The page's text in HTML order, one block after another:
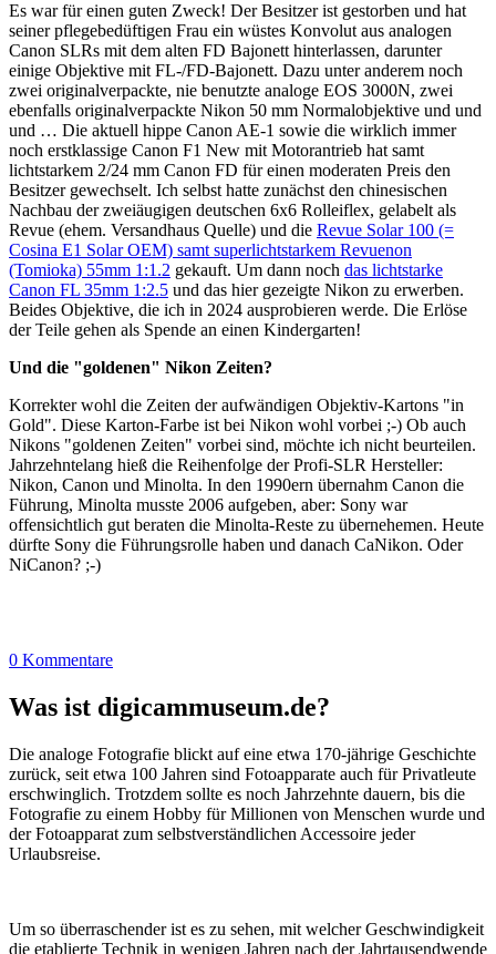
Es war für einen guten Zweck! Der Besitzer ist gestorben und hat
seiner pflegebedüftigen Frau ein wüstes Konvolut aus analogen
Canon SLRs mit dem alten FD Bajonett hinterlassen, darunter
einige Objektive mit FL-/FD-Bajonett. Dazu unter anderem noch
zwei originalverpackte, nie benutzte analoge EOS 3000N, zwei
ebenfalls originalverpackte Nikon 50 mm Normalobjektive und und
und … Die aktuell hippe Canon AE-1 sowie die wirklich immer
noch erstklassige Canon F1 New mit Motorantrieb hat samt
lichtstarkem 2/24 mm Canon FD für einen moderaten Preis den
Besitzer gewechselt. Ich selbst hatte zunächst den chinesischen
Nachbau der zweiäugigen deutschen 6x6 Rolleiflex, gelabelt als
Revue (ehem. Versandhaus Quelle) und die Revue Solar 100 (=
Cosina E1 Solar OEM) samt superlichtstarkem Revuenon
(Tomioka) 55mm 1:1.2 gekauft. Um dann noch das lichtstarke
Canon FL 35mm 1:2.5 und das hier gezeigte Nikon zu erwerben.
Beides Objektive, die ich in 2024 ausprobieren werde. Die Erlöse
der Teile gehen als Spende an einen Kindergarten!
Und die "goldenen" Nikon Zeiten?
Korrekter wohl die Zeiten der aufwändigen Objektiv-Kartons "in
Gold". Diese Karton-Farbe ist bei Nikon wohl vorbei ;-) Ob auch
Nikons "goldenen Zeiten" vorbei sind, möchte ich nicht beurteilen.
Jahrzehntelang hieß die Reihenfolge der Profi-SLR Hersteller:
Nikon, Canon und Minolta. In den 1990ern übernahm Canon die
Führung, Minolta musste 2006 aufgeben, aber: Sony war
offensichtlich gut beraten die Minolta-Reste zu übernehemen. Heute
dürfte Sony die Führungsrolle haben und danach CaNikon. Oder
NiCanon? ;-)
0 Kommentare
Was ist digicammuseum.de?
Die analoge Fotografie blickt auf eine etwa 170-jährige Geschichte
zurück, seit etwa 100 Jahren sind Fotoapparate auch für Privatleute
erschwinglich. Trotzdem sollte es noch Jahrzehnte dauern, bis die
Fotografie zu einem Hobby für Millionen von Menschen wurde und
der Fotoapparat zum selbstverständlichen Accessoire jeder
Urlaubsreise.
Um so überraschender ist es zu sehen, mit welcher Geschwindigkeit
die etablierte Technik in wenigen Jahren nach der Jahrtausendwende